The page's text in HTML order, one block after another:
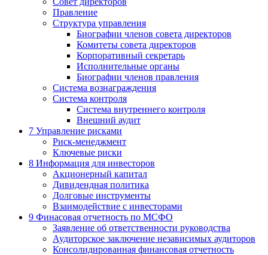
Правление
Структура управления
Биографии членов совета директоров
Комитеты совета директоров
Корпоративный секретарь
Исполнительные органы
Биографии членов правления
Система вознаграждения
Система контроля
Система внутреннего контроля
Внешний аудит
7 Управление рисками
Риск-менеджмент
Ключевые риски
8 Информация для инвесторов
Акционерный капитал
Дивидендная политика
Долговые инструменты
Взаимодействие с инвеcторами
9 Финасовая отчетность по МСФО
Заявление об ответственности руководства
Аудиторское заключение независимых аудиторов
Консолидированная финансовая отчетность